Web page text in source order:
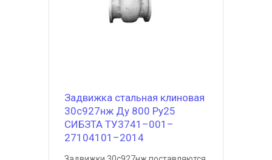
Задвижка стальная клиновая
30с927нж Ду 800 Ру25
СИБЗТА ТУ3741–001–
27104101–2014